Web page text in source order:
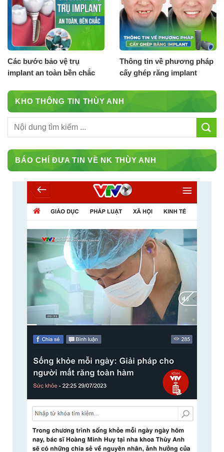
Các bước bảo vệ trụ
implant an toàn bền chắc
Thông tin về phương pháp
cấy ghép răng implant
KHO THÔNG TIN THÙY ANH
BÁO CHÍ ĐƯA TIN VỀ NK THÙY ANH